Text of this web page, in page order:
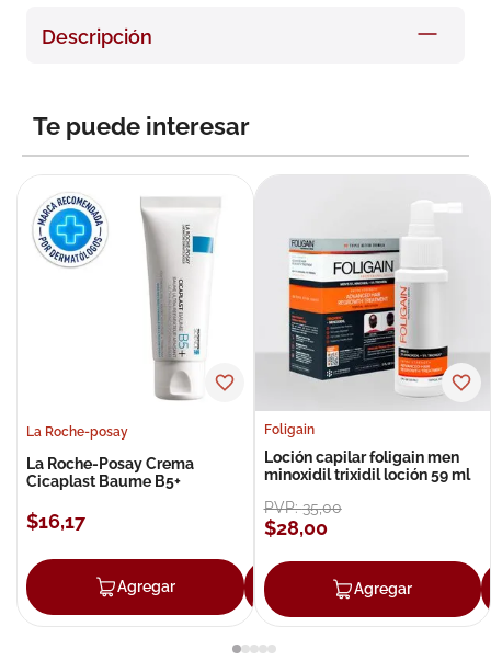
Descripción
Te puede interesar
La Roche-posay
La Roche-Posay Crema
Cicaplast Baume B5+
$16,17
Agregar Agregar
Foligain
Loción capilar foligain men
minoxidil trixidil loción 59 ml
PVP:35,00
$28,00
Agregar
7. megacistin
10.neumoflux